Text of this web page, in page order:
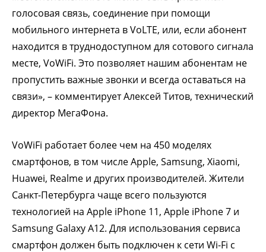
голосовая связь, соединение при помощи
мобильного интернета в VoLTE, или, если абонент
находится в труднодоступном для сотового сигнала
месте, VoWiFi. Это позволяет нашим абонентам не
пропустить важные звонки и всегда оставаться на
связи», – комментирует Алексей Титов, технический
директор МегаФона.
VoWiFi работает более чем на 450 моделях
смартфонов, в том числе Apple, Samsung, Xiaomi,
Huawei, Realme и других производителей. Жители
Санкт-Петербурга чаще всего пользуются
технологией на Apple iPhone 11, Apple iPhone 7 и
Samsung Galaxy A12. Для использования сервиса
смартфон должен быть подключен к сети Wi-Fi с